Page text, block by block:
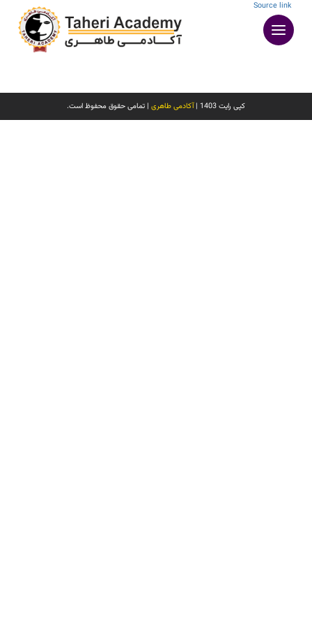
content
Source link
کپی رایت 1403 | آکادمی طاهری | تمامی حقوق محفوظ است.